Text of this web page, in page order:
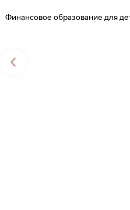
Финансовое образование для